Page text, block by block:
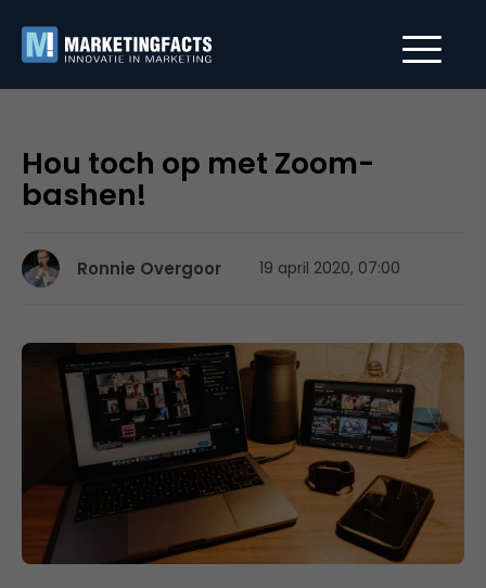
Hou toch op met Zoom-
bashen!
Ronnie Overgoor 19 april 2020, 07:00